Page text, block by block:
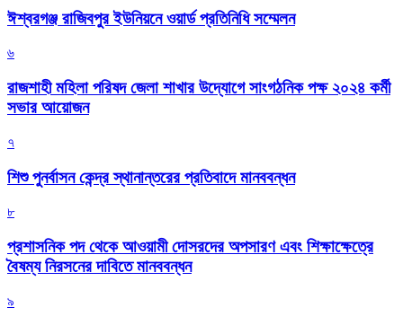
ঈশ্বরগঞ্জ রাজিবপুর ইউনিয়নে ওয়ার্ড প্রতিনিধি সম্মেলন
৬
রাজশাহী মহিলা পরিষদ জেলা শাখার উদ্যোগে সাংগঠনিক পক্ষ ২০২৪ কর্মী
সভার আয়োজন
৭
শিশু পুনর্বাসন কেন্দ্র স্থানান্তরের প্রতিবাদে মানববন্ধন
৮
প্রশাসনিক পদ থেকে আওয়ামী দোসরদের অপসারণ এবং শিক্ষাক্ষেত্রে
বৈষম্য নিরসনের দাবিতে মানববন্ধন
৯